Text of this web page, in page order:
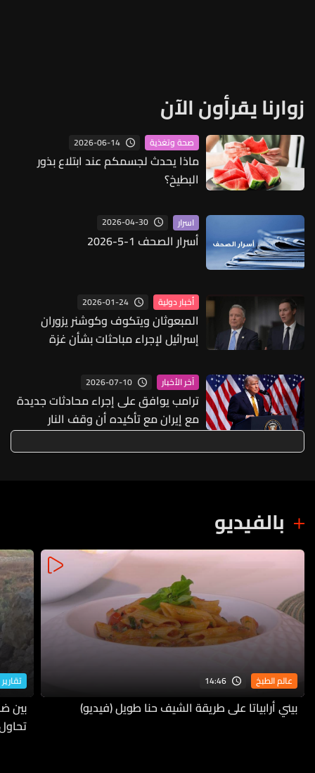
زوارنا يقرأون الآن
صحة وتغذية 2026-06-14
ماذا يحدث لجسمكم عند ابتلاع بذور
البطيخ؟
اسرار 2026-04-30
أسرار الصحف 1-5-2026
أخبار دولية 2026-01-24
المبعوثان ويتكوف وكوشنر يزوران
إسرائيل لإجراء مباحثات بشأن غزة
آخر الأخبار 2026-07-10
ترامب يوافق على إجراء محادثات جديدة
مع إيران مع تأكيده أن وقف النار
"انتهى"
بالفيديو
عالم الطبخ 14:46
بيني أرابياتا على طريقة الشيف حنا طويل (فيديو)
بين